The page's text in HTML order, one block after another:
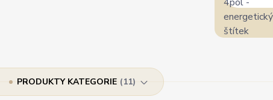
PRODUKTY KATEGORIE 11